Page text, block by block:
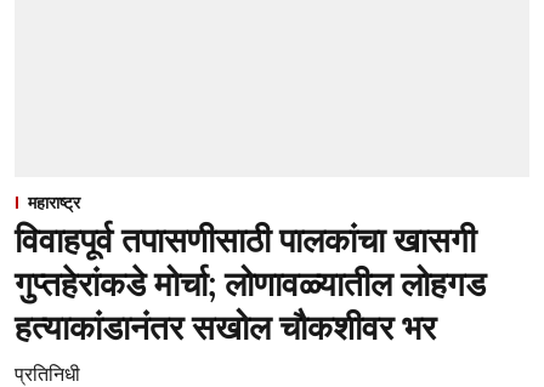
महाराष्ट्र
विवाहपूर्व तपासणीसाठी पालकांचा खासगी
गुप्तहेरांकडे मोर्चा; लोणावळ्यातील लोहगड
हत्याकांडानंतर सखोल चौकशीवर भर
प्रतिनिधी